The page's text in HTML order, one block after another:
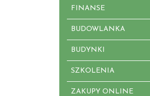
FINANSE
BUDOWLANKA
BUDYNKI
SZKOLENIA
ZAKUPY ONLINE